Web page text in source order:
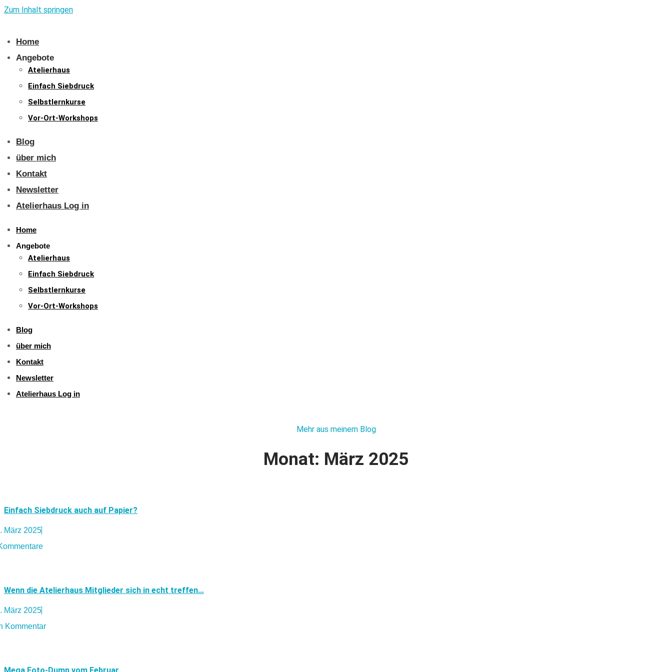
Zum Inhalt springen
Home
Angebote
Atelierhaus
Einfach Siebdruck
Selbstlernkurse
Vor-Ort-Workshops
Blog
über mich
Kontakt
Newsletter
Atelierhaus Log in
Home
Angebote
Atelierhaus
Einfach Siebdruck
Selbstlernkurse
Vor-Ort-Workshops
Blog
über mich
Kontakt
Newsletter
Atelierhaus Log in
Mehr aus meinem Blog
Monat: März 2025
Einfach Siebdruck auch auf Papier?
März 2025
Wenn die Atelierhaus Mitglieder sich in echt treffen…
März 2025
Kommentar